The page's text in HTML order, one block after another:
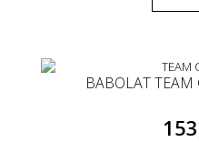
BABOLAT TEAM